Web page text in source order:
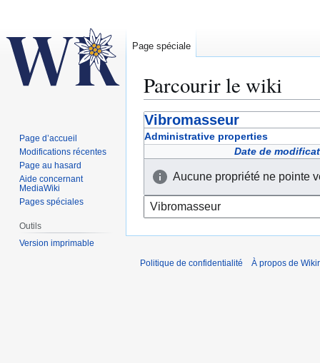
Parcourir le wiki
Aller
à
Aller
à
Vibromasseur
Administrative properties
Date de
Aucune propriété ne pointe
Page spéciale
Page d’accueil
Modifications récentes
Page au hasard
Aide concernant
MediaWiki
Pages spéciales
Outils
Version imprimable
Politique de confidentialité À propos de